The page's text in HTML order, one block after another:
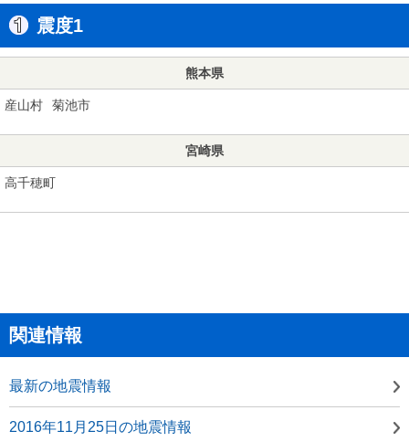
震度1
熊本県
産山村 菊池市
宮崎県
高千穂町
関連情報
最新の地震情報
2016年11月25日の地震情報